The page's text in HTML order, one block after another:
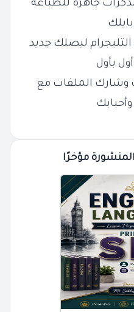
جاهزة للطباعة
ليصلك جديد
بأول
وشارك الملفات مع
مؤخرًا